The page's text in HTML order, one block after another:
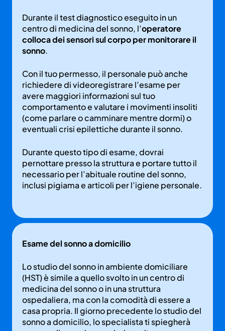
Durante il test diagnostico eseguito in un
centro di medicina del sonno, l’operatore
colloca dei sensori sul corpo per monitorare il
sonno.
Con il tuo permesso, il personale può anche
richiedere di videoregistrare l’esame per
avere maggiori informazioni sul tuo
comportamento e valutare i movimenti insoliti
(come parlare o camminare mentre dormi) o
eventuali crisi epilettiche durante il sonno.
Durante questo tipo di esame, dovrai
pernottare presso la struttura e portare tutto il
necessario per l’abituale routine del sonno,
inclusi pigiama e articoli per l’igiene personale.
Esame del sonno a domicilio
Lo studio del sonno in ambiente domiciliare
(HST) è simile a quello svolto in un centro di
medicina del sonno o in una struttura
ospedaliera, ma con la comodità di essere a
casa propria. Il giorno precedente lo studio del
sonno a domicilio, lo specialista ti spiegherà